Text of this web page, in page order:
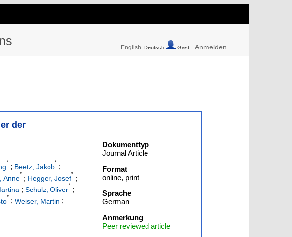
English Deutsch Gast :: Anmelden
der
*
; Beetz, Jakob
*
;
Anne
*
; Hegger, Josef
*
;
; Schulz, Oliver
*
;
*
; Weiser, Martin ;
Dokumenttyp
Journal Article
Format
online, print
Sprache
German
Anmerkung
Peer reviewed article